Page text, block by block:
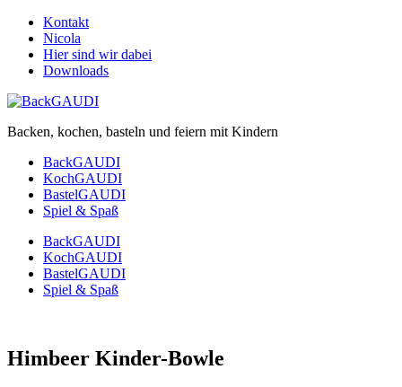
Kontakt
Nicola
Hier sind wir dabei
Downloads
Backen, kochen, basteln und feiern mit Kindern
BackGAUDI
KochGAUDI
BastelGAUDI
Spiel & Spaß
BackGAUDI
KochGAUDI
BastelGAUDI
Spiel & Spaß
Himbeer Kinder-Bowle